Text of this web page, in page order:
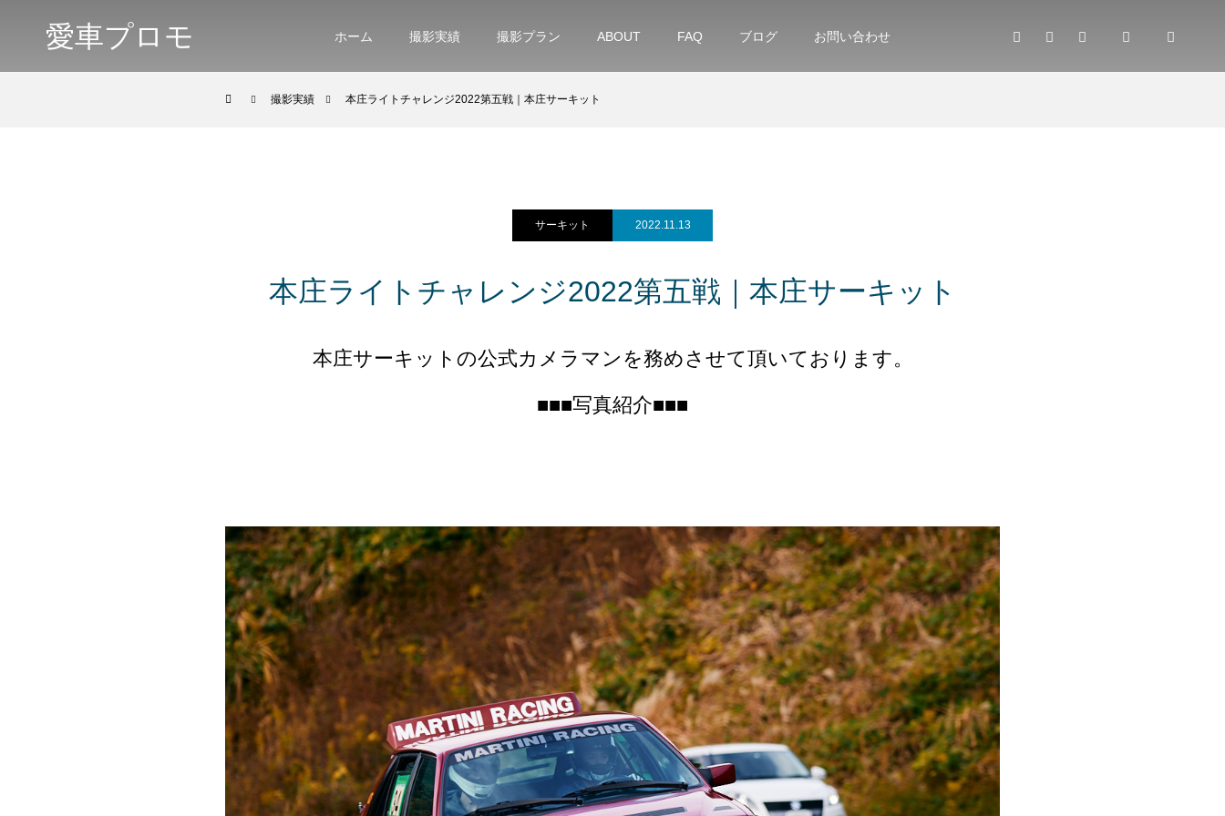
愛車プロモ ホーム 撮影実績 撮影プラン ABOUT FAQ ブログ お問い合わせ
撮影実績 本庄ライトチャレンジ2022第五戦｜本庄サーキット
サーキット 2022.11.13
本庄ライトチャレンジ2022第五戦｜本庄サーキット
本庄サーキットの公式カメラマンを務めさせて頂いております。
■■■写真紹介■■■